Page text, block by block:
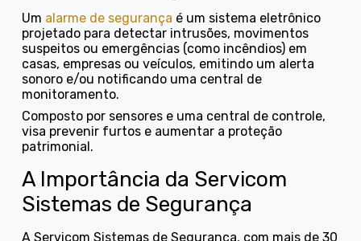
Um alarme de segurança é um sistema eletrônico
projetado para detectar intrusões, movimentos
suspeitos ou emergências (como incêndios) em
casas, empresas ou veículos, emitindo um alerta
sonoro e/ou notificando uma central de
monitoramento.
Composto por sensores e uma central de controle,
visa prevenir furtos e aumentar a proteção
patrimonial.
A Importância da Servicom
Sistemas de Segurança
A Servicom Sistemas de Segurança, com mais de 30